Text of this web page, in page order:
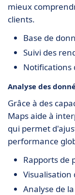
mieux
clients.
Base de
Suivi des
Notifications
Analyse des
Grâce à des
Maps aide à
qui permet
performance
Rapports de
Visualisation
Analyse de